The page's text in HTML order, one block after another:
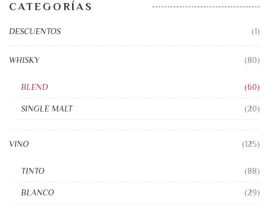
CATEGORÍAS
DESCUENTOS (1)
WHISKY (80)
BLEND (60)
SINGLE MALT (20)
VINO (125)
TINTO (88)
BLANCO (29)